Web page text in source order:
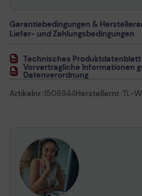
Garantiebedingungen &
Liefer- und Zahlungsbedingungen
Technisches Produktdatenblatt
Vorvertragliche Informationen
Datenverordnung
Artikelnr.:1508944Herstellernr.:TL-